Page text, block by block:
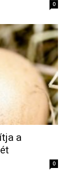
0
a
0